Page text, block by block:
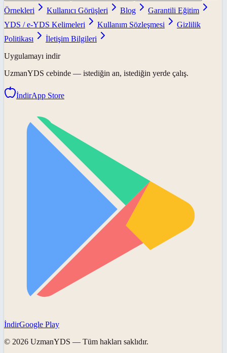
Örnekleri
Kullanıcı Görüşleri Blog
Garantili Eğitim
YDS / e-YDS Kelimeleri
Kullanım Sözleşmesi
Gizlilik
Politikası
İletişim Bilgileri
Uygulamayı indir
UzmanYDS cebinde — istediğin an, istediğin yerde çalış.
İndirApp Store
İndirGoogle Play
© 2026 UzmanYDS — Tüm hakları saklıdır.